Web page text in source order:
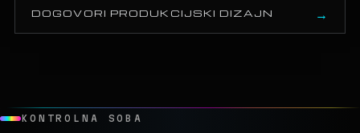
DOGOVORI PRODUKCIJSKI DIZAJN
KONTROLNA SOBA